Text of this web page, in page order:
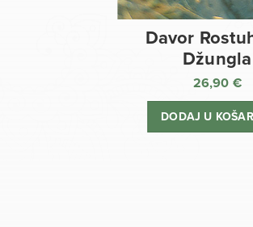
Davor
Džungla
26,90 €
DODAJ U